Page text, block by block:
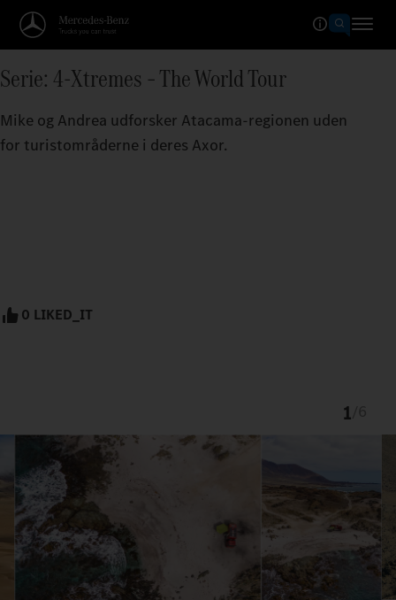
Serie: 4-Xtremes – The World Tour
Mike og Andrea udforsker Atacama-regionen uden
for turistområderne i deres Axor.
0 LIKED_IT
1